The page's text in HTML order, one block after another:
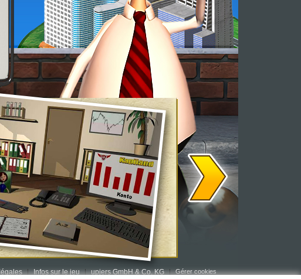
Infos sur le jeu upjers GmbH & Co. KG Gérer cookies